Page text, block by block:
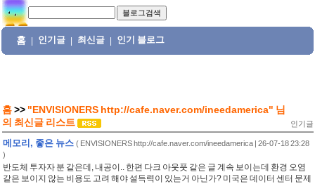
홈 인기글 최신글 인기 블로그
홈 >> "ENVISIONERS http://cafe.naver.com/ineedamerica" 님
의 최신글 리스트 인기글
메모리, 좋은 뉴스 ( ENVISIONERS http://cafe.naver.com/ineedamerica| 26-07-18 23:28
)
반도체 투자자 분 같은데, 내공이.. 한편 다크 아웃풋 같은 글 계속 보이는데 환경 오염
같은 보이지 않는 비용도 고려 해야 설득력이 있는거 아닌가? 미국은 데이터 센터 문제